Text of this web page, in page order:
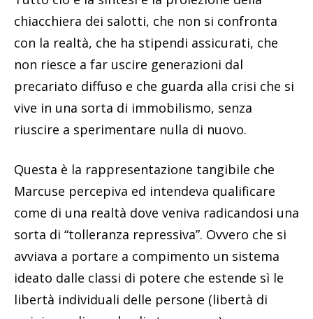
chiacchiera dei salotti, che non si confronta
con la realtà, che ha stipendi assicurati, che
non riesce a far uscire generazioni dal
precariato diffuso e che guarda alla crisi che si
vive in una sorta di immobilismo, senza
riuscire a sperimentare nulla di nuovo.
Questa è la rappresentazione tangibile che
Marcuse percepiva ed intendeva qualificare
come di una realtà dove veniva radicandosi una
sorta di “tolleranza repressiva”. Ovvero che si
avviava a portare a compimento un sistema
ideato dalle classi di potere che estende sì le
libertà individuali delle persone (libertà di